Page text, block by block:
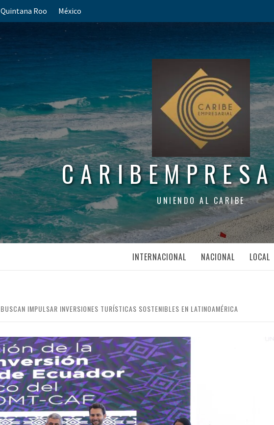
Quintana Roo México
UNIENDO AL CARIBE
INTERNACIONAL NACIONAL LOCAL
BUSCAN IMPULSAR INVERSIONES TURÍSTICAS SOSTENIBLES EN LATINOAMÉRICA